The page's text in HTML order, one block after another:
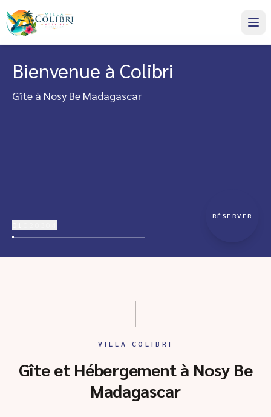
Bienvenue à Colibri
Gîte à Nosy Be Madagascar
RÉSERVER
VILLA COLIBRI
Gîte et Hébergement à Nosy Be
Madagascar